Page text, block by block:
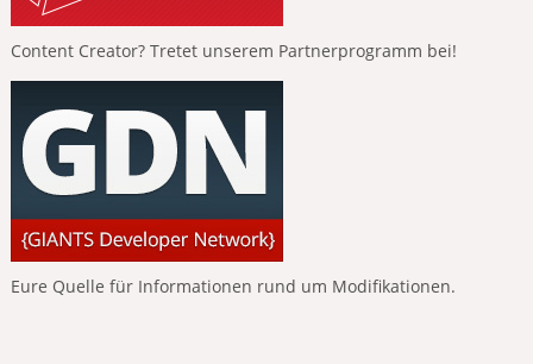
Content Creator? Tretet unserem Partnerprogramm bei!
Eure Quelle für Informationen rund um Modifikationen.